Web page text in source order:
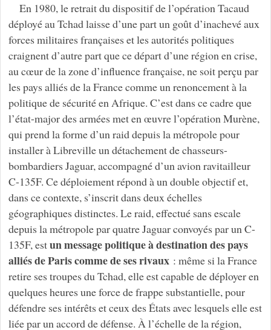
En 1980, le retrait du dispositif de l’opération Tacaud
déployé au Tchad laisse d’une part un goût d’inachevé aux
forces militaires françaises et les autorités politiques
craignent d’autre part que ce départ d’une région en crise,
au cœur de la zone d’influence française, ne soit perçu par
les pays alliés de la France comme un renoncement à la
politique de sécurité en Afrique. C’est dans ce cadre que
l’état-major des armées met en œuvre l’opération Murène,
qui prend la forme d’un raid depuis la métropole pour
installer à Libreville un détachement de chasseurs-
bombardiers Jaguar, accompagné d’un avion ravitailleur
C-135F. Ce déploiement répond à un double objectif et,
dans ce contexte, s’inscrit dans deux échelles
géographiques distinctes. Le raid, effectué sans escale
depuis la métropole par quatre Jaguar convoyés par un C-
135F, estun message politique à destination des pays
alliés de Paris comme de ses rivaux: même si la France
retire ses troupes du Tchad, elle est capable de déployer en
quelques heures une force de frappe substantielle, pour
défendre ses intérêts et ceux des États avec lesquels elle est
liée par un accord de défense. À l’échelle de la région,